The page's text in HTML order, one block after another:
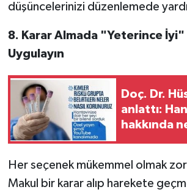
düşüncelerinizi düzenlemede
8. Karar Almada "Yeterince İyi"
Uygulayın
Doç. Dr.
anlattı:
hakkında
Her seçenek mükemmel olmak
Makul bir karar alıp harekete